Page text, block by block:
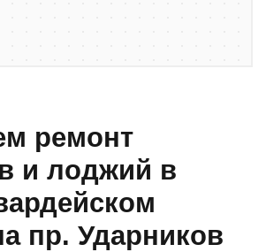
ремонт
и лоджий в
пр. Ударников